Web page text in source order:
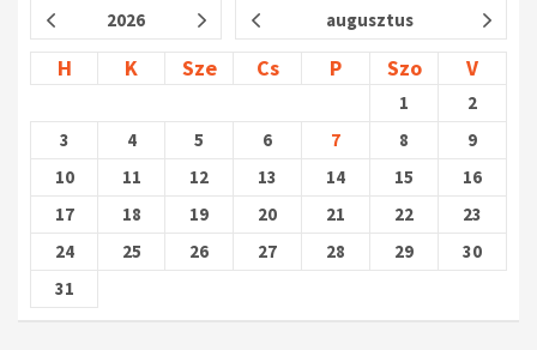
2026 augusztus
H K Sze Cs P Szo V
1
2
3
4 5 6 7 8
9
10
11 12 13 14 15
16
17
18 19 20 21 22
23
24
25 26 27 28 29
30
31